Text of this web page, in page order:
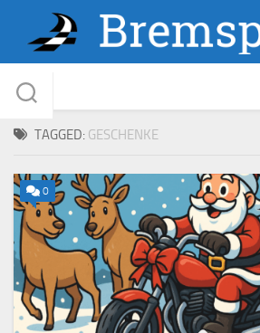
content
TAGGED: GESCHENKE
0